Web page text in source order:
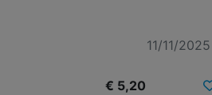
11/11/2025
€ 5,20